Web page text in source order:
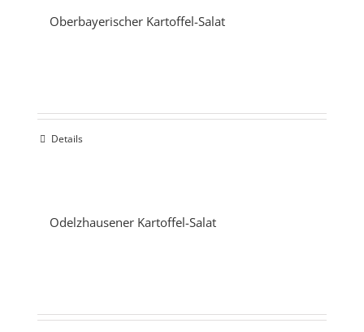
Oberbayerischer Kartoffel-Salat
Details
Odelzhausener Kartoffel-Salat